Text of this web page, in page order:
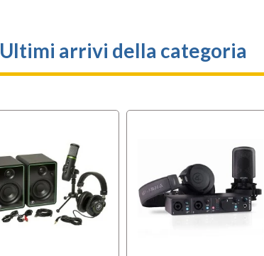
Ultimi arrivi della categoria